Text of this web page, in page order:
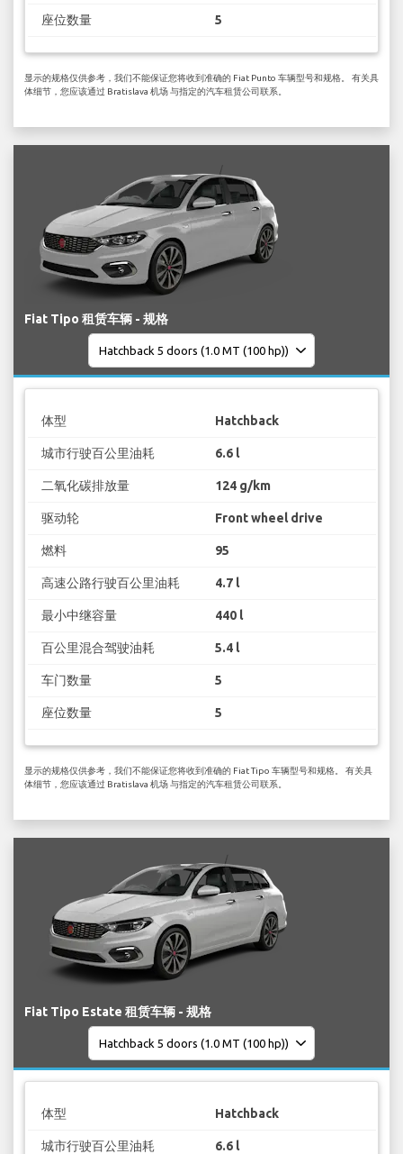
座位数量 5
显示的规格仅供参考，我们不能保证您将收到准确的 Fiat Punto 车辆型号和规格。 有关具
体细节，您应该通过 Bratislava 机场 与指定的汽车租赁公司联系。
Fiat Tipo 租赁车辆 - 规格
体型 Hatchback
城市行驶百公里油耗 6.6 l
二氧化碳排放量 124 g/km
驱动轮 Front wheel drive
燃料 95
高速公路行驶百公里油耗 4.7 l
最小中继容量 440 l
百公里混合驾驶油耗 5.4 l
车门数量 5
座位数量 5
显示的规格仅供参考，我们不能保证您将收到准确的 Fiat Tipo 车辆型号和规格。 有关具
体细节，您应该通过 Bratislava 机场 与指定的汽车租赁公司联系。
Fiat Tipo Estate 租赁车辆 - 规格
体型 Hatchback
城市行驶百公里油耗 6.6 l